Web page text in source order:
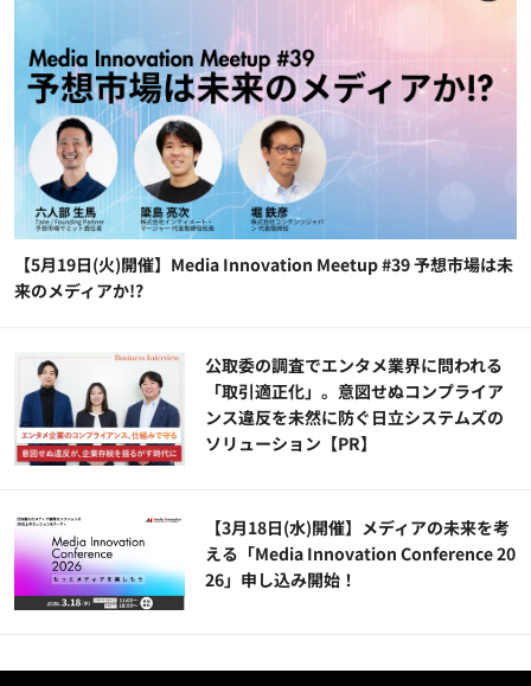
【5月19日(火)開催】Media Innovation Meetup #39 予想市場は未
来のメディアか!?
公​​取委の調査でエンタメ業界に問われる
「取引適正化」。意図せぬコンプライア
ンス違反を未然に防ぐ日立システムズの
ソリューション​【PR】
【3月18日(水)開催】メディアの未来を考
える「Media Innovation Conference 20
26」申し込み開始！